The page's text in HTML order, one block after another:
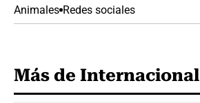
Animales Redes sociales
Más de Internacional